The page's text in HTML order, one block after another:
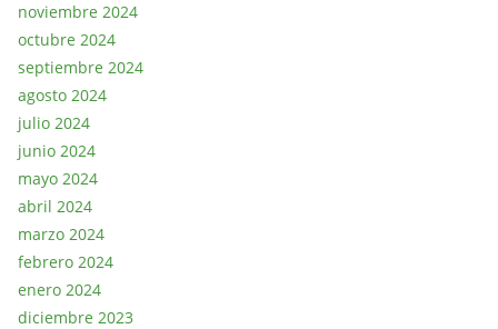
noviembre 2024
octubre 2024
septiembre 2024
agosto 2024
julio 2024
junio 2024
mayo 2024
abril 2024
marzo 2024
febrero 2024
enero 2024
diciembre 2023